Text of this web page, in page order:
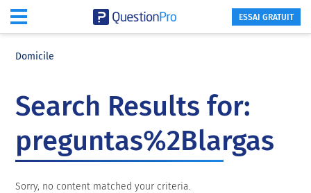
ESSAI GRATUIT
Domicile
Search Results for:
preguntas%2Blargas
Sorry, no content matched your criteria.